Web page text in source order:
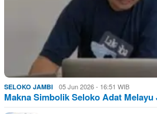
SELOKO JAMBI 05 Jun 2026 - 16:51 WIB
Makna Simbolik Seloko Adat